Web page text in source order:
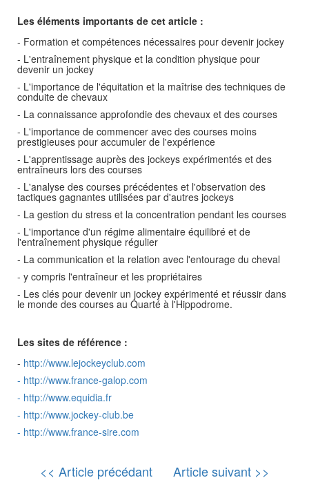
Les éléments importants de cet article :
- Formation et compétences nécessaires pour devenir jockey
- L'entraînement physique et la condition physique pour
devenir un jockey
- L'importance de l'équitation et la maîtrise des techniques de
conduite de chevaux
- La connaissance approfondie des chevaux et des courses
- L'importance de commencer avec des courses moins
prestigieuses pour accumuler de l'expérience
- L'apprentissage auprès des jockeys expérimentés et des
entraîneurs lors des courses
- L'analyse des courses précédentes et l'observation des
tactiques gagnantes utilisées par d'autres jockeys
- La gestion du stress et la concentration pendant les courses
- L'importance d'un régime alimentaire équilibré et de
l'entraînement physique régulier
- La communication et la relation avec l'entourage du cheval
- y compris l'entraîneur et les propriétaires
- Les clés pour devenir un jockey expérimenté et réussir dans
le monde des courses au Quarté à l'Hippodrome.
Les sites de référence :
- http://www.lejockeyclub.com
- http://www.france-galop.com
- http://www.equidia.fr
- http://www.jockey-club.be
- http://www.france-sire.com
<< Article précédant Article suivant >>